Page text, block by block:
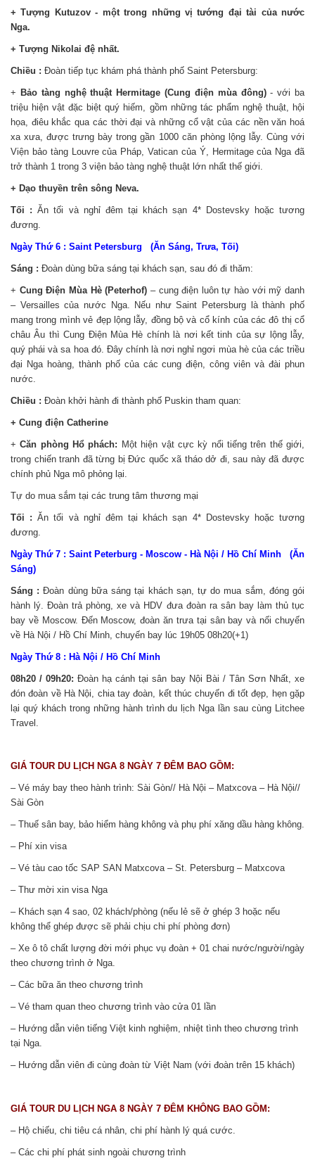
+ Tượng Kutuzov - một trong những vị tướng đại tài của nước
Nga.
+ Tượng Nikolai đệ nhất.
Chiều : Đoàn tiếp tục khám phá thành phố Saint Petersburg:
+ Bảo tàng nghệ thuật Hermitage (Cung điện mùa đông)- với ba
triệu hiện vật đặc biệt quý hiếm, gồm những tác phẩm nghệ thuật, hội
họa, điêu khắc qua các thời đại và những cổ vật của các nền văn hoá
xa xưa, được trưng bày trong gần 1000 căn phòng lộng lẫy. Cùng với
Viện bảo tàng Louvre của Pháp, Vatican của Ý, Hermitage của Nga đã
trở thành 1 trong 3 viện bảo tàng nghệ thuật lớn nhất thế giới.
+ Dạo thuyền trên sông Neva.
Tối : Ăn tối và nghỉ đêm tại khách sạn 4* Dostevsky hoặc tương
đương.
Ngày Thứ 6 : Saint Petersburg (Ăn Sáng, Trưa, Tối)
Sáng : Đoàn dùng bữa sáng tại khách sạn, sau đó đi thăm:
+ Cung Điện Mùa Hè (Peterhof) – cung điện luôn tự hào với mỹ danh
– Versailles của nước Nga. Nếu như Saint Petersburg là thành phố
mang trong mình vẻ đẹp lộng lẫy, đồng bộ và cổ kính của các đô thị cổ
châu Âu thì Cung Điện Mùa Hè chính là nơi kết tinh của sự lộng lẫy,
quý phái và sa hoa đó. Đây chính là nơi nghỉ ngơi mùa hè của các triều
đại Nga hoàng, thành phố của các cung điện, công viên và đài phun
nước.
Chiều : Đoàn khởi hành đi thành phố Puskin tham quan:
+ Cung điện Catherine
+Căn phòng Hổ phách: Một hiện vật cực kỳ nổi tiếng trên thế giới,
trong chiến tranh đã từng bị Đức quốc xã tháo dở đi, sau này đã được
chính phủ Nga mô phỏng lại.
Tự do mua sắm tại các trung tâm thương mại
Tối : Ăn tối và nghỉ đêm tại khách sạn 4* Dostevsky hoặc tương
đương.
Ngày Thứ 7 : Saint Peterburg - Moscow - Hà Nội / Hồ Chí Minh (Ăn
Sáng)
Sáng : Đoàn dùng bữa sáng tại khách sạn, tự do mua sắm, đóng gói
hành lý.Đoàn trả phòng, xe và HDV đưa đoàn ra sân bay làm thủ tục
bay về Moscow. Đến Moscow, đoàn ăn trưa tại sân bay và nối chuyến
về Hà Nội / Hồ Chí Minh, chuyến bay lúc 19h05 08h20(+1)
Ngày Thứ 8 : Hà Nội / Hồ Chí Minh
08h20 / 09h20: Đoàn hạ cánh tại sân bay Nội Bài / Tân Sơn Nhất, xe
đón đoàn về Hà Nội, chia tay đoàn, kết thúc chuyến đi tốt đẹp, hẹn gặp
lại quý khách trong những hành trình du lịch Nga lần sau cùng Litchee
Travel.
GIÁ TOUR DU LỊCH NGA 8 NGÀY 7 ĐÊM BAO GỒM:
– Vé máy bay theo hành trình: Sài Gòn// Hà Nội – Matxcova – Hà Nội//
Sài Gòn
– Thuế sân bay, bảo hiểm hàng không và phụ phí xăng dầu hàng không.
– Phí xin visa
– Vé tàu cao tốc SAP SAN Matxcova – St. Petersburg – Matxcova
– Thư mời xin visa Nga
– Khách sạn 4 sao, 02 khách/phòng (nếu lẻ sẽ ở ghép 3 hoặc nếu
không thể ghép được sẽ phải chịu chi phí phòng đơn)
– Xe ô tô chất lượng đời mới phục vụ đoàn + 01 chai nước/người/ngày
theo chương trình ở Nga.
– Các bữa ăn theo chương trình
– Vé tham quan theo chương trình vào cửa 01 lần
– Hướng dẫn viên tiếng Việt kinh nghiệm, nhiệt tình theo chương trình
tại Nga.
– Hướng dẫn viên đi cùng đoàn từ Việt Nam (với đoàn trên 15 khách)
GIÁ TOUR DU LỊCH NGA 8 NGÀY 7 ĐÊM KHÔNG BAO GỒM:
– Hộ chiếu, chi tiêu cá nhân, chi phí hành lý quá cước.
– Các chi phí phát sinh ngoài chương trình